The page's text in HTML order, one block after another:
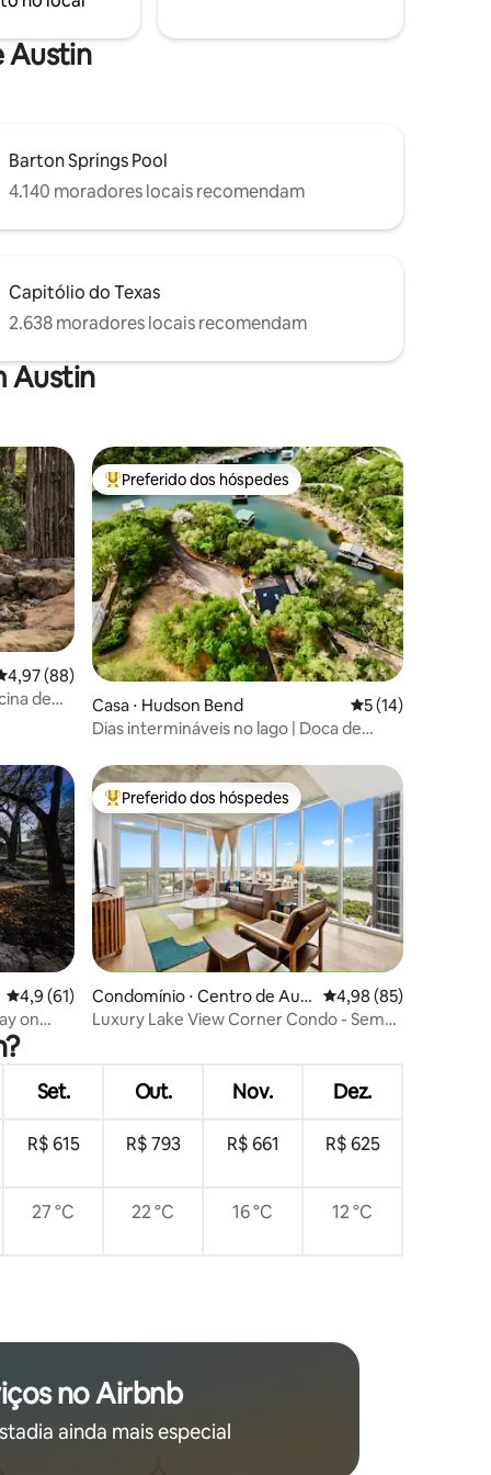
até a porta da frente.
Austin
Barton Springs Pool
4.140 moradores locais recomendam
Capitólio do Texas
2.638 moradores locais recomendam
Austin
hóspedes
de uma avaliação média de 5, 88 avaliações
4,97 (88)
de
Entre os melhores preferidos dos hóspedes
Preferido dos hóspedes
Casa ⋅ Hudson Bend 5 de uma
5 (14)
Dias intermináveis no lago | Doca de
4,9 de uma avaliação média de 5, 61 avaliações
4,9 (61)
Entre os melhores preferidos dos hóspedes
Preferido dos hóspedes
Condomínio ⋅ Centro de Aust
in
4,98 de uma
4,98 (85)
Luxury Lake View Corner Condo - Sem
Set. Out. Nov. Dez.
R$ 615 R$ 793 R$ 661 R$ 625
27 °C 22 °C 16 °C 12 °C
no Airbnb
ainda mais especial